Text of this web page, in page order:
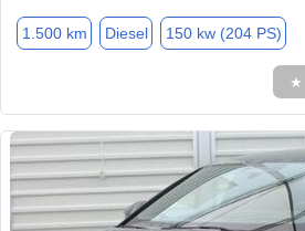
1.500 km Diesel 150 kw (204 PS)
★